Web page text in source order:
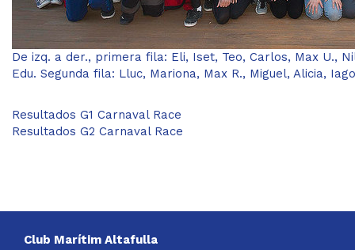
De izq. a der., primera fila: Eli, Iset, Teo, Carlos, Max U.,
Edu. Segunda fila: Lluc, Mariona, Max R., Miguel, Alicia,
Resultados G1 Carnaval Race
Resultados G2 Carnaval Race
Club Marítim Altafulla